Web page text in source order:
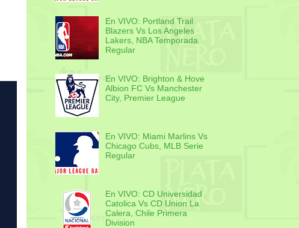
En VIVO: Portland Trail
Blazers Vs Los Angeles
Lakers, NBA Temporada
Regular
En VIVO: Brighton & Hove
Albion FC Vs Manchester
City, Premier League
En VIVO: Miami Marlins Vs
Chicago Cubs, MLB Serie
Regular
En VIVO: CD Universidad
Catolica Vs CD Union La
Calera, Chile Primera
Division